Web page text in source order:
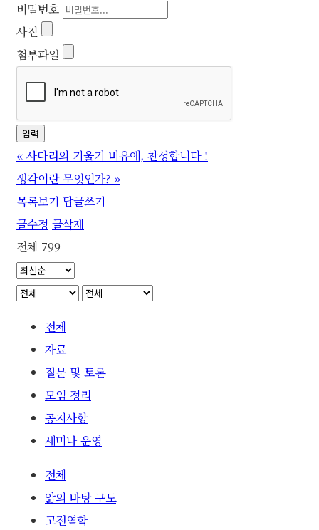
비밀번호
사진
첨부파일
« 사다리의 기울기 비유에, 찬성합니다 !
생각이란 무엇인가? »
목록보기 답글쓰기
글수정 글삭제
전체 799
전체
자료
질문 및 토론
모임 정리
공지사항
세미나 운영
전체
앎의 바탕 구도
고전역학